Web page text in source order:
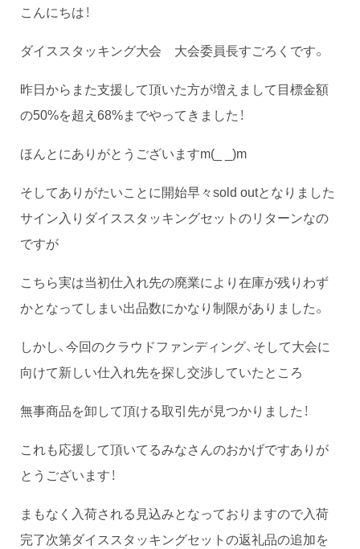
こんにちは！
ダイススタッキング大会 大会委員長すごろくです。
昨日からまた支援して頂いた方が増えまして目標金額
の50%を超え68%までやってきました！
ほんとにありがとうございますm(_ _)m
そしてありがたいことに開始早々sold outとなりました
サイン入りダイススタッキングセットのリターンなの
ですが
こちら実は当初仕入れ先の廃業により在庫が残りわず
かとなってしまい出品数にかなり制限がありました。
しかし、今回のクラウドファンディング、そして大会に
向けて新しい仕入れ先を探し交渉していたところ
無事商品を卸して頂ける取引先が見つかりました！
これも応援して頂いてるみなさんのおかげですありが
とうございます！
まもなく入荷される見込みとなっておりますので入荷
完了次第ダイススタッキングセットの返礼品の追加を